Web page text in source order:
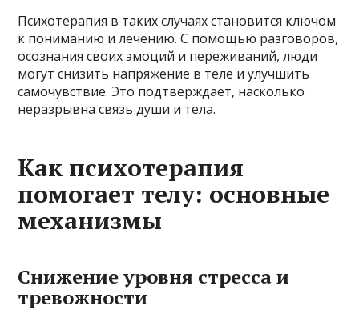
Психотерапия в таких случаях становится ключом
к пониманию и лечению. С помощью разговоров,
осознания своих эмоций и переживаний, люди
могут снизить напряжение в теле и улучшить
самочувствие. Это подтверждает, насколько
неразрывна связь души и тела.
Как психотерапия
помогает телу: основные
механизмы
Снижение уровня стресса и
тревожности